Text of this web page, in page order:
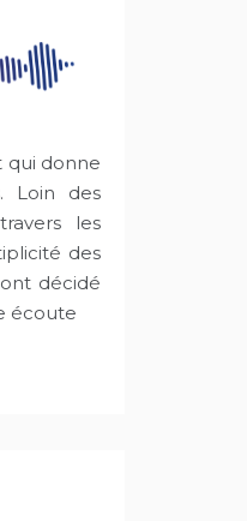
qui donne
Loin des
les
des
décidé
écoute